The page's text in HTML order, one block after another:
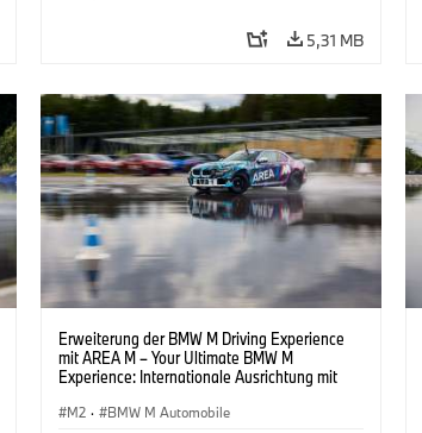
5,31 MB
Erweiterung der BMW M Driving Experience
mit AREA M – Your Ultimate BMW M
Experience: Internationale Ausrichtung mit
Erlebnissen.
M2 · BMW M Automobile